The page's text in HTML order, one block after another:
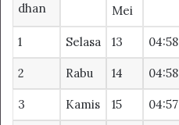
Mei
dhan
1 Selasa 13 04:58
2 Rabu 14 04:58
3 Kamis 15 04:57